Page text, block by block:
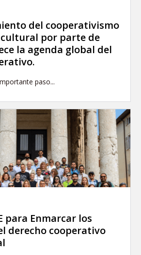
del cooperativismo
cultural por parte de
la agenda global del
paso...
para Enmarcar los
derecho cooperativo